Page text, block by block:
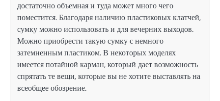
достаточно объемная и туда может много чего
поместится. Благодаря наличию пластиковых клатчей,
сумку можно использовать и для вечерних выходов.
Можно приобрести такую сумку с немного
затемненным пластиком. В некоторых моделях
имеется потайной карман, который дает возможность
спрятать те вещи, которые вы не хотите выставлять на
всеобщее обозрение.